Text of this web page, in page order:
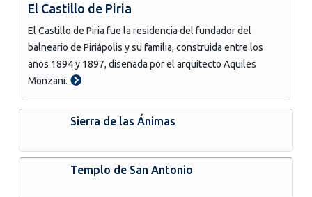
El Castillo de Piria
El Castillo de Piria fue la residencia del fundador del
balneario de Piriápolis y su familia, construida entre los
años 1894 y 1897, diseñada por el arquitecto Aquiles
Monzani.
Sierra de las Ánimas
Templo de San Antonio